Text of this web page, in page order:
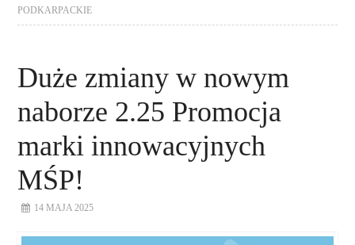
PODKARPACKIE
Duże zmiany w nowym
naborze 2.25 Promocja
marki innowacyjnych
MŚP!
14 MAJA 2025